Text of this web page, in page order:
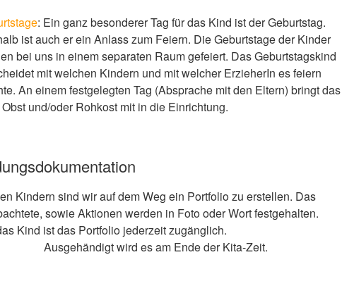
: Ein ganz besonderer Tag für das Kind ist der Geburtstag.
ist auch er ein Anlass zum Feiern. Die Geburtstage der Kinder
bei uns in einem separaten Raum gefeiert. Das Geburtstagskind
mit welchen Kindern und mit welcher ErzieherIn es feiern
An einem festgelegten Tag (Absprache mit den Eltern) bringt das
und/oder Rohkost mit in die Einrichtung.
Kindern sind wir auf dem Weg ein Portfolio zu erstellen. Das
sowie Aktionen werden in Foto oder Wort festgehalten.
das Kind ist das Portfolio jederzeit zugänglich.
wird es am Ende der Kita-Zeit.